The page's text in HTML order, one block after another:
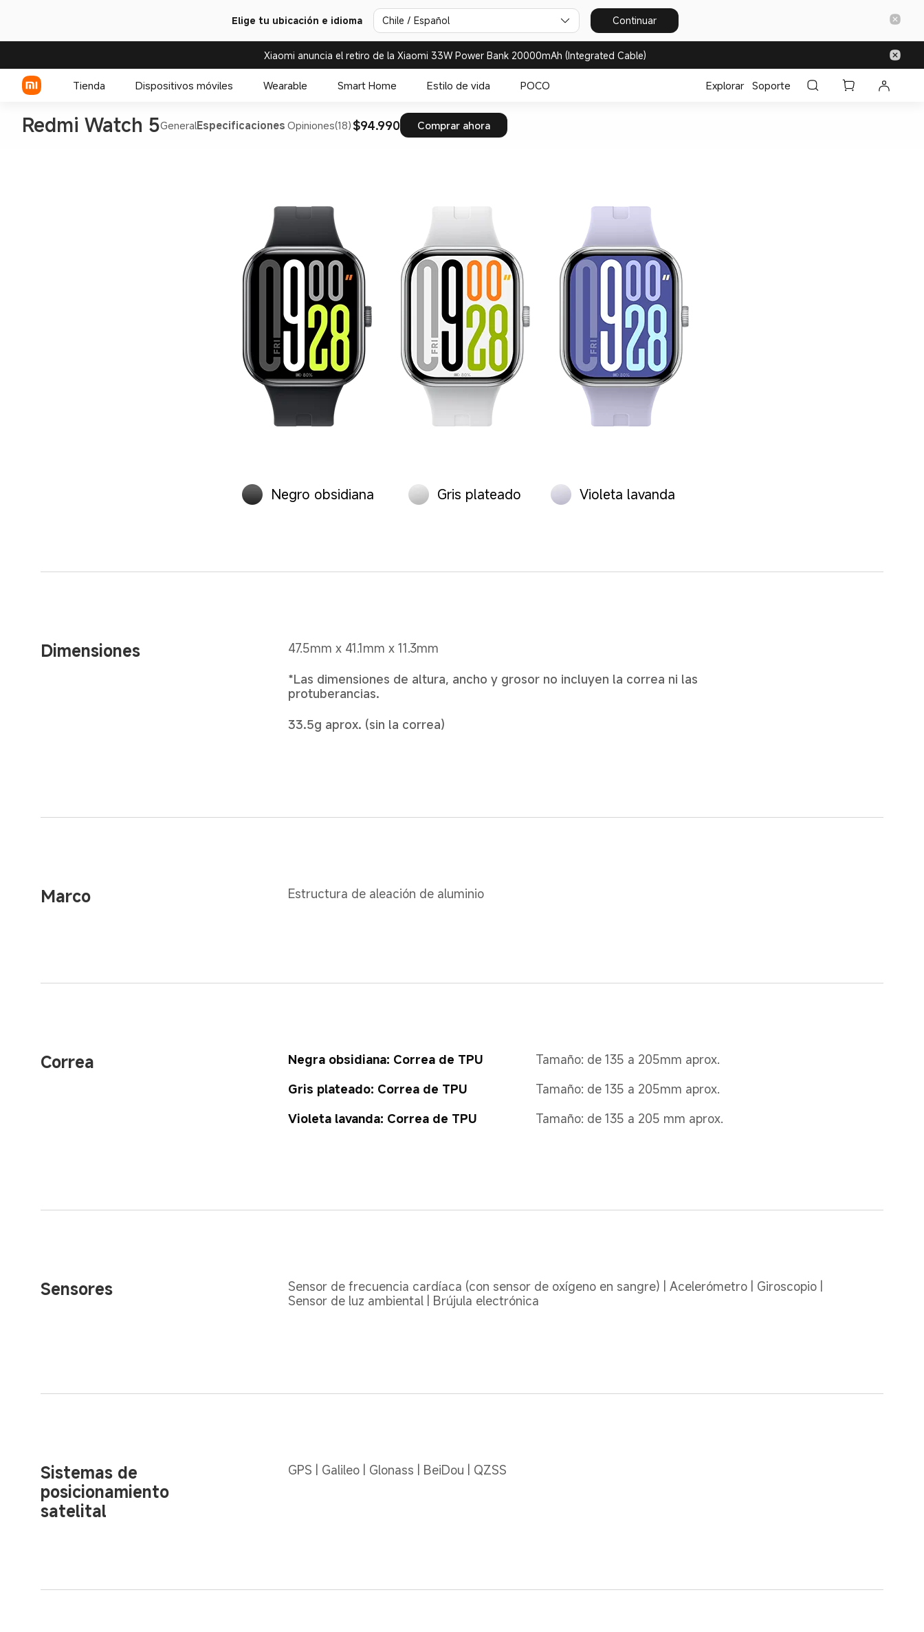
Elige tu ubicación e idioma Chile / Español Continuar
Xiaomi anuncia el retiro de la Xiaomi 33W Power Bank 20000mAh (Integrated Cable)
Tienda Dispositivos móviles Wearable Smart Home Estilo de vida POCO Explorar Soporte
Redmi Watch 5GeneralEspecificaciones Opiniones(18)$94.990 Comprar ahora
Negro obsidiana Gris plateado Violeta lavanda
Dimensiones
47.5mm x 41.1mm x 11.3mm
*Las dimensiones de altura, ancho y grosor no incluyen la correa ni las
protuberancias.
33.5g aprox. (sin la correa)
Marco Estructura de aleación de aluminio
Correa Negra obsidiana: Correa de TPU
Tamaño: de 135 a 205mm aprox.
Gris plateado: Correa de TPU
Tamaño: de 135 a 205mm aprox.
Violeta lavanda: Correa de TPU
Tamaño: de 135 a 205 mm aprox.
Sensores
Sensor de frecuencia cardíaca (con sensor de oxígeno en sangre) | Acelerómetro | Giroscopio |
Sensor de luz ambiental | Brújula electrónica
Sistemas de
posicionamiento
satelital
GPS | Galileo | Glonass | BeiDou | QZSS